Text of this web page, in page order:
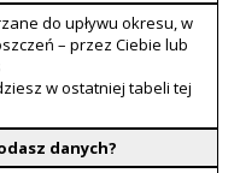
do upływu okresu, w
– przez Ciebie lub
w ostatniej tabeli tej
danych?